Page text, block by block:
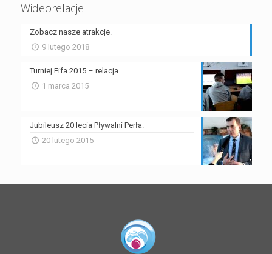
Wideorelacje
Zobacz nasze atrakcje.
9 lutego 2018
Turniej Fifa 2015 – relacja
1 marca 2015
Jubileusz 20 lecia Pływalni Perła.
20 lutego 2015